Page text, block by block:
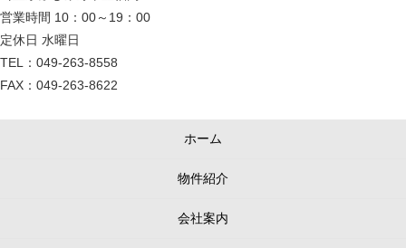
営業時間 10：00～19：00
定休日 水曜日
TEL：049-263-8558
FAX：049-263-8622
ホーム
物件紹介
会社案内